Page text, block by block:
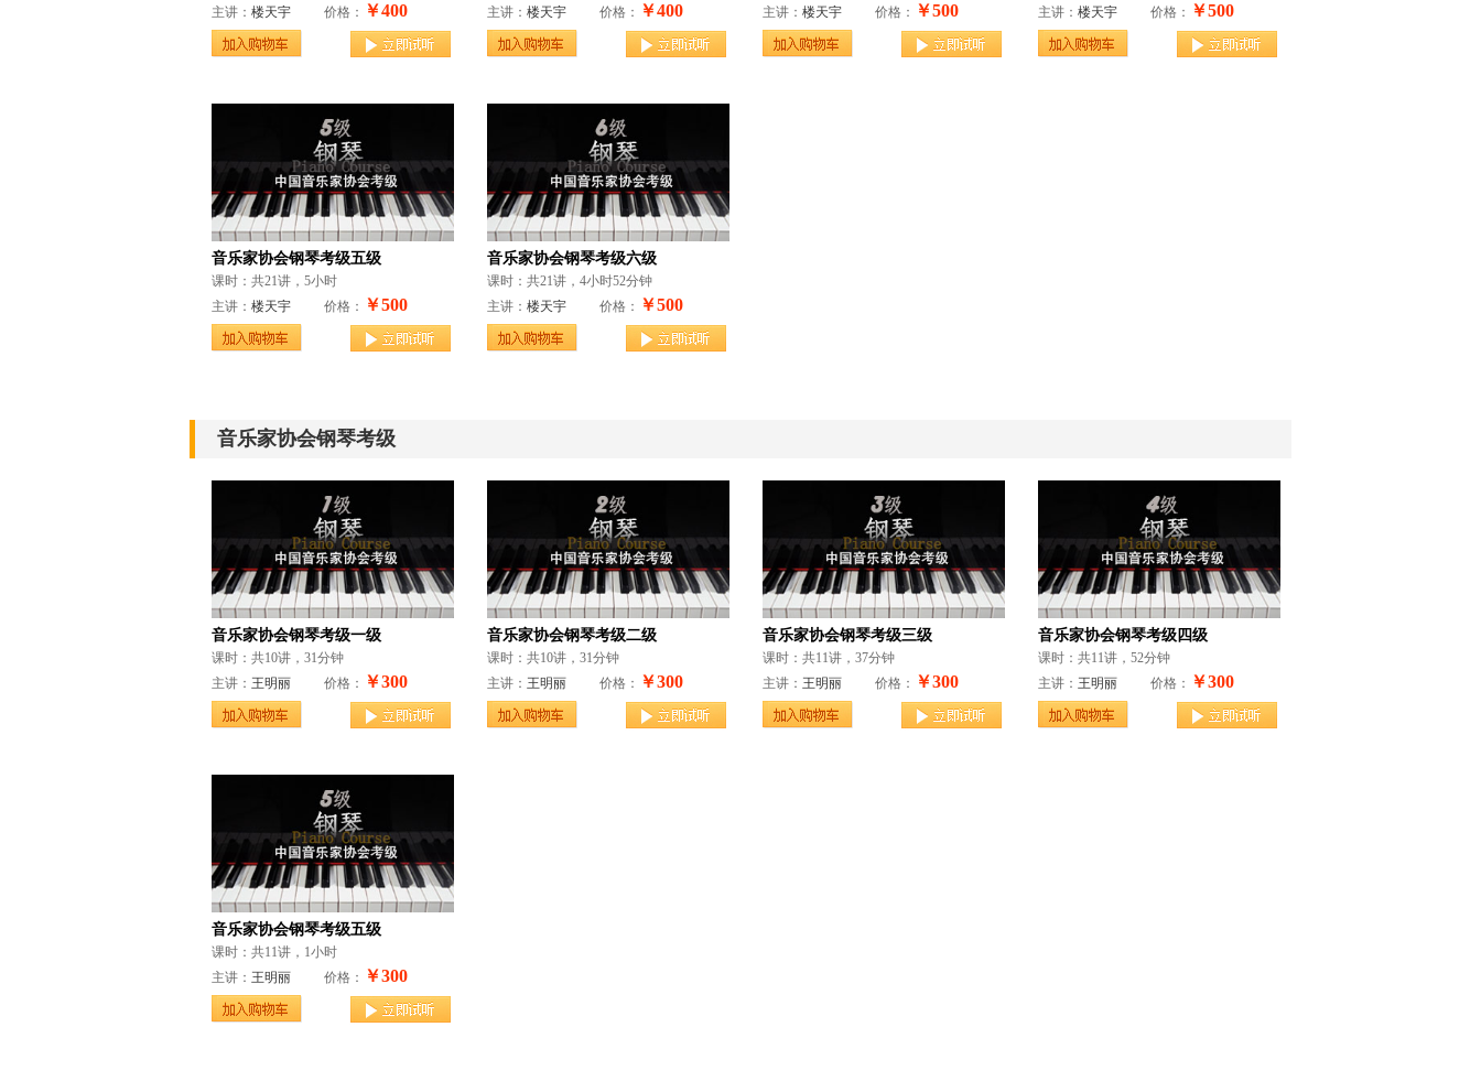
主讲： 楼天宇 价格： ￥400
主讲： 楼天宇 价格： ￥400
主讲： 楼天宇 价格： ￥500
主讲： 楼天宇 价格： ￥500
音乐家协会钢琴考级五级
课时：共21讲，5小时
主讲： 楼天宇 价格： ￥500
音乐家协会钢琴考级六级
课时：共21讲，4小时52分钟
主讲： 楼天宇 价格： ￥500
音乐家协会钢琴考级
音乐家协会钢琴考级一级
课时：共10讲，31分钟
主讲： 王明丽 价格： ￥300
音乐家协会钢琴考级二级
课时：共10讲，31分钟
主讲： 王明丽 价格： ￥300
音乐家协会钢琴考级三级
课时：共11讲，37分钟
主讲： 王明丽 价格： ￥300
音乐家协会钢琴考级四级
课时：共11讲，52分钟
主讲： 王明丽 价格： ￥300
音乐家协会钢琴考级五级
课时：共11讲，1小时
主讲： 王明丽 价格： ￥300